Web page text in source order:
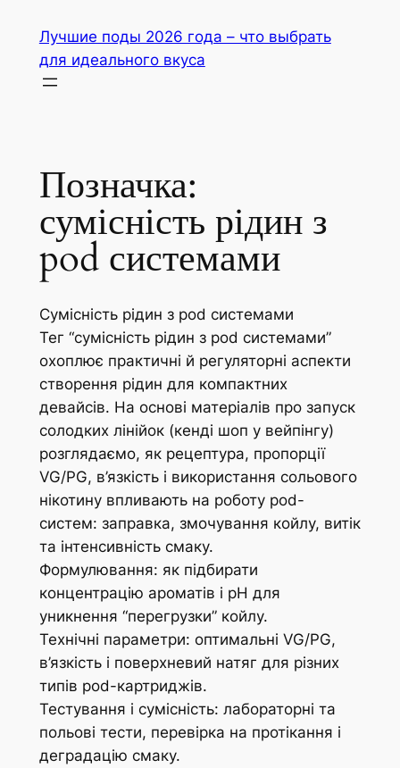
вмісту
Лучшие поды 2026 года – что выбрать
для идеального вкуса
Позначка:
сумісність рідин з
pod системами
Сумісність рідин з pod системами
Тег “сумісність рідин з pod системами”
охоплює практичні й регуляторні аспекти
створення рідин для компактних
девайсів. На основі матеріалів про запуск
солодких лінійок (кенді шоп у вейпінгу)
розглядаємо, як рецептура, пропорції
VG/PG, в’язкість і використання сольового
нікотину впливають на роботу pod-
систем: заправка, змочування койлу, витік
та інтенсивність смаку.
Формулювання: як підбирати
концентрацію ароматів і рН для
уникнення “перегрузки” койлу.
Технічні параметри: оптимальні VG/PG,
в’язкість і поверхневий натяг для різних
типів pod-картриджів.
Тестування і сумісність: лабораторні та
польові тести, перевірка на протікання і
деградацію смаку.